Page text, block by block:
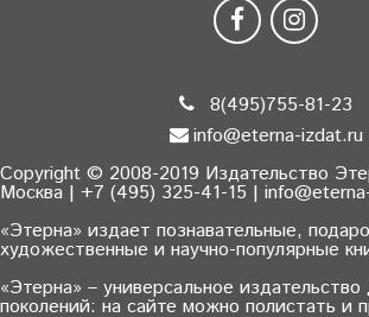
8(495)755-81-23
info@eterna-izdat.ru
Copyright © 2008-2019 Издательство
Москва | +7 (495) 325-41-15 |
«Этерна» издает познавательные,
художественные и научно-популярные
«Этерна» – универсальное
поколений: на сайте можно полистать и